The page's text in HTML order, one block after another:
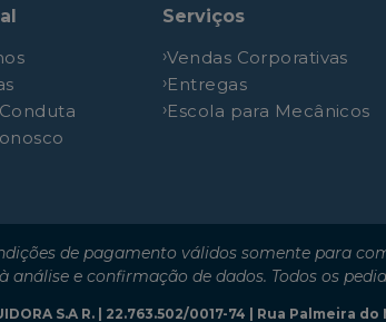
FH 460 8X2T
FH 500
FH 500 6X4R
FH 500 6X4T
Serviços
Vendas Corporativas
Entregas
Escola para Mecânicos
de pagamento válidos somente para
análise e confirmação de dados. Todos os
S.A R. | 22.763.502/0017-74 | Rua